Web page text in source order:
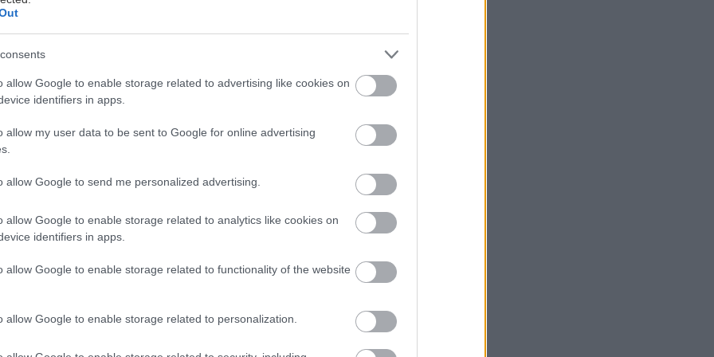
allow Google to enable storage related to advertising like cookies on
identifiers in apps.
allow my user data to be sent to Google for online advertising
allow Google to send me personalized advertising.
allow Google to enable storage related to analytics like cookies on
identifiers in apps.
allow Google to enable storage related to functionality of the website
allow Google to enable storage related to personalization.
προσλαμβάνει περίπου 300 νέους μαθητευόμενους,
αποφοίτους. Διατίθενται νέα προγράμματα μαθητείας και άλλα
δεξιοτήτων. Η μαθητεία πτυχίου προσφέρει ευκαιρία για
σταδιοδρομίας κατά τη διάρκεια της πανδημίας κορωνoϊού
δέσμευση της εταιρείας για ανάπτυξη μελλοντικών
αναζητά έως και 300 νέους μαθητευόμενους, προπτυχιακούς
για να συμμετάσχουν στην επιχείρηση τον Σεπτέμβριο του 2021.